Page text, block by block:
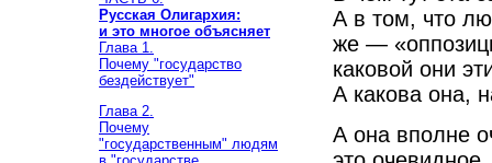
Русская Олигархия:
и это многое объясняет
Глава 1.
Почему "государство
бездействует"
Глава 2.
Почему
"государственным" людям
А в том, что
же —
каковой они
А какова она,
А она вполне